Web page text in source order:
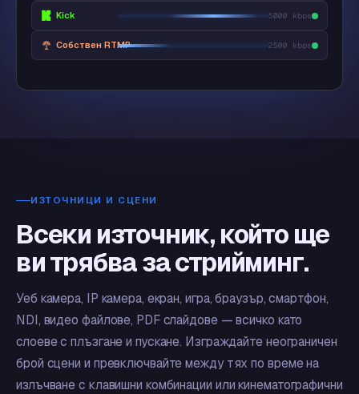
Kick 5000 kbps
Собствен RTMP 2500 kbps
ИЗТОЧНИЦИ И СЦЕНИ
Всеки източник, който ще
ви трябва за стрийминг.
Уеб камера, IP камера, екран, игра, браузър, смартфон,
NDI, видео файлове, PDF слайдове — всичко като
слоеве с плъзгане и пускане. Изграждайте неограничен
брой сцени и превключвайте между тях по време на
излъчване с клавишни комбинации или кинематографични